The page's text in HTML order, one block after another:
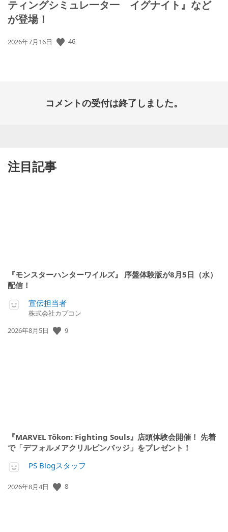
ティングシミュレ一タ一 イグナイト』など
が登場！
公
2026年7月16日 46
コメントの受付は終了しました。
注目記事
『モンスターハンターワイルズ』 序盤体験版が8月5日（水）
配信！
宣伝担当者
株式会社カプコン
公
2026年8月5日 9
『MARVEL Tōkon: Fighting Souls』店頭体験会開催！ 先着
で「デフォルメアクリルピンバッジ」をプレゼント！
PS Blogスタッフ
公
2026年8月4日 8